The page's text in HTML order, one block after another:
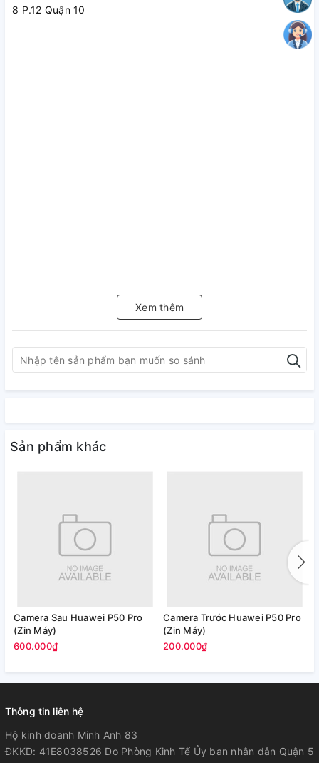
8 P.12 Quận 10
Xem thêm
Sản phẩm khác
Camera Sau Huawei P50 Pro
(Zin Máy)
600.000₫
Camera Trước Huawei P50 Pro
(Zin Máy)
200.000₫
Thông tin liên hệ
Hộ kinh doanh Minh Anh 83
ĐKKD: 41E8038526 Do Phòng Kinh Tế Ủy ban nhân dân Quận 5